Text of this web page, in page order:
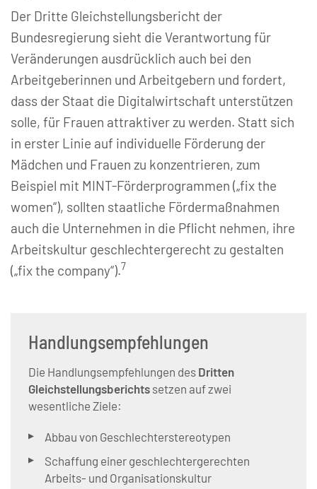
Der Dritte Gleichstellungsbericht der
Bundesregierung sieht die Verantwortung für
Veränderungen ausdrücklich auch bei den
Arbeitgeberinnen und Arbeitgebern und fordert,
dass der Staat die Digitalwirtschaft unterstützen
solle, für Frauen attraktiver zu werden. Statt sich
in erster Linie auf individuelle Förderung der
Mädchen und Frauen zu konzentrieren, zum
Beispiel mit MINT-Förderprogrammen („fix the
women“), sollten staatliche Fördermaßnahmen
auch die Unternehmen in die Pflicht nehmen, ihre
Arbeitskultur geschlechtergerecht zu gestalten
(„fix the company“).7
Handlungsempfehlungen
Die Handlungsempfehlungen des Dritten
Gleichstellungsberichts setzen auf zwei
wesentliche Ziele:
Abbau von Geschlechterstereotypen
Schaffung einer geschlechtergerechten
Arbeits- und Organisationskultur